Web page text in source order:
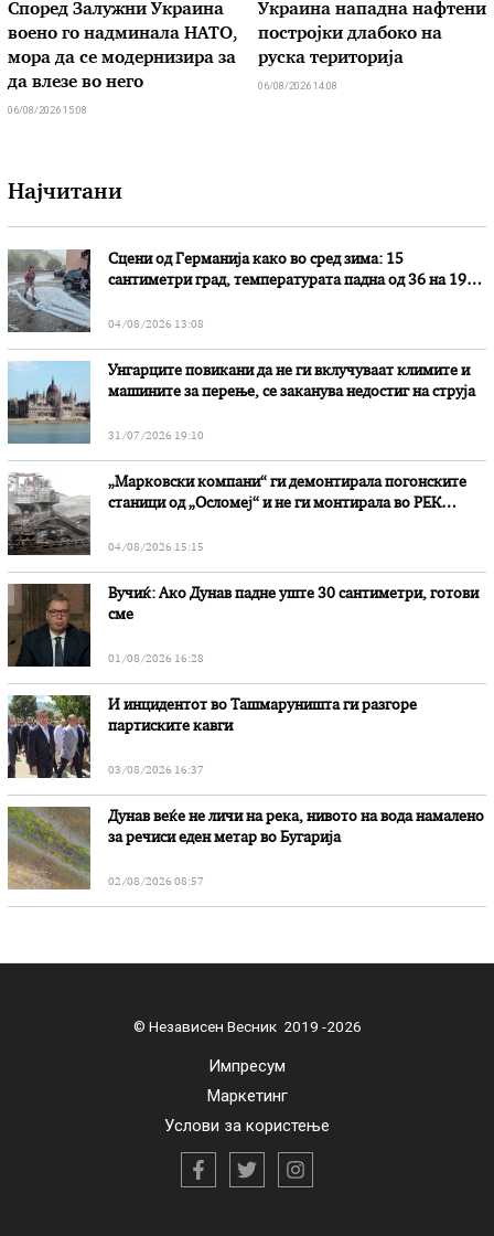
Според Залужни Украина
воено го надминала НАТО,
мора да се модернизира за
да влезе во него
06/08/2026 15:08
Украина нападна нафтени
постројки длабоко на
руска територија
06/08/2026 14:08
Најчитани
Сцени од Германија како во сред зима: 15
сантиметри град, температурата падна од 36 на 19
04/08/2026 13:08
Унгарците повикани да не ги вклучуваат климите и
машините за перење, се заканува недостиг на струја
31/07/2026 19:10
„Марковски компани“ ги демонтирала погонските
станици од „Осломеј“ и не ги монтирала во РЕК
04/08/2026 15:15
Вучиќ: Ако Дунав падне уште 30 сантиметри, готови
сме
01/08/2026 16:28
И инцидентот во Ташмаруништa ги разгоре
партиските кавги
03/08/2026 16:37
Дунав веќе не личи на река, нивото на вода намалено
за речиси еден метар во Бугарија
02/08/2026 08:57
© Независен Весник 2019 -2026
Импресум
Маркетинг
Услови за користење